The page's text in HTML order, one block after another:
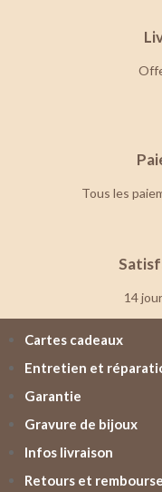
Tous les
14
Cartes cadeaux
Entretien et
Garantie
Gravure de bijoux
Infos livraison
Retours et